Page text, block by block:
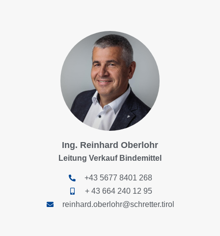
Ing. Reinhard Oberlohr
Leitung Verkauf Bindemittel
+43 5677 8401 268
+ 43 664 240 12 95
reinhard.oberlohr@schretter.tirol